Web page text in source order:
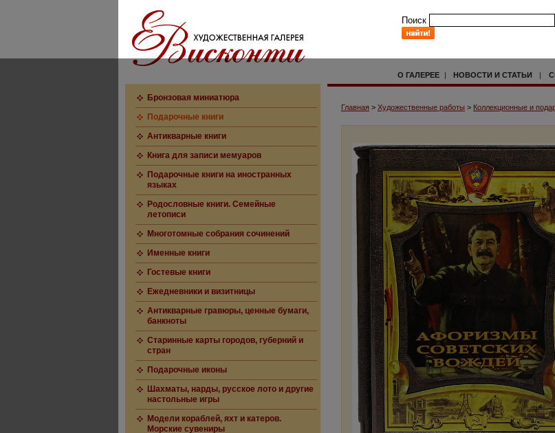
Поиск
О ГАЛЕРЕЕ | НОВОСТИ И СТАТЬИ |
Бронзовая миниатюра
Подарочные книги
Антикварные книги
Книга для записи мемуаров
Подарочные книги на иностранных
языках
Родословные книги. Семейные
летописи
Многотомные собрания сочинений
Именные книги
Гостевые книги
Ежедневники и визитницы
Антикварные гравюры, ценные бумаги,
банкноты
Старинные карты городов, губерний и
стран
Подарочные иконы
Шахматы, нарды, русское лото и другие
настольные игры
Модели кораблей, яхт и катеров.
Морские сувениры
Главная > Художественные работы > Коллекционные и